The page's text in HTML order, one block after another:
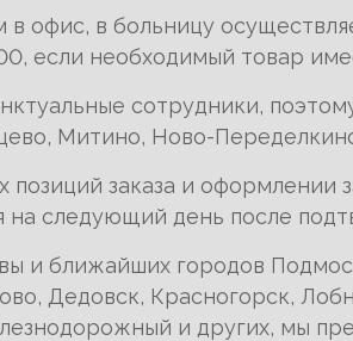
в офис, в больницу
если необходимый товар
сотрудники,
Митино, Ново-
позиций заказа и оформлении
на следующий день после
и ближайших городов
Дедовск, Красногорск,
и других, мы